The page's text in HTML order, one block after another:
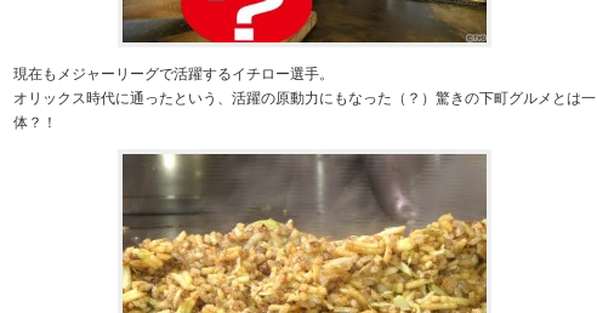
現在もメジャーリーグで活躍するイチロー選手。
オリックス時代に通ったという、活躍の原動力にもなった（？）驚きの下町グルメとは一
体？！